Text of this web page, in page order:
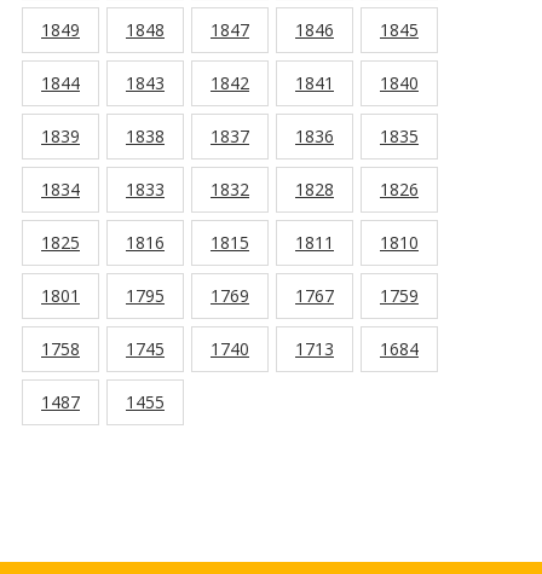
1849 1848 1847 1846 1845
1844 1843 1842 1841 1840
1839 1838 1837 1836 1835
1834 1833 1832 1828 1826
1825 1816 1815 1811 1810
1801 1795 1769 1767 1759
1758 1745 1740 1713 1684
1487 1455